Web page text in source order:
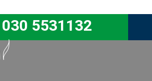
030 5531132